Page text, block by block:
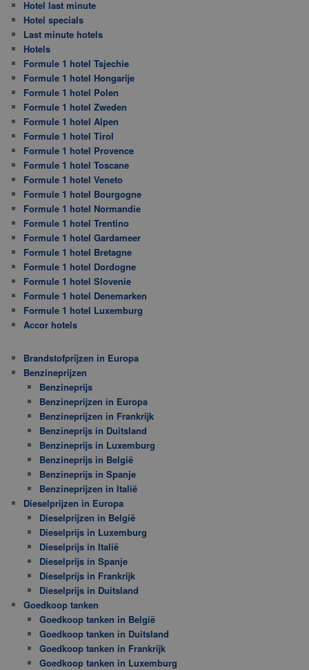
Hotel last minute
Hotel specials
Last minute hotels
Hotels
Formule 1 hotel Tsjechie
Formule 1 hotel Hongarije
Formule 1 hotel Polen
Formule 1 hotel Zweden
Formule 1 hotel Alpen
Formule 1 hotel Tirol
Formule 1 hotel Provence
Formule 1 hotel Toscane
Formule 1 hotel Veneto
Formule 1 hotel Bourgogne
Formule 1 hotel Normandie
Formule 1 hotel Trentino
Formule 1 hotel Gardameer
Formule 1 hotel Bretagne
Formule 1 hotel Dordogne
Formule 1 hotel Slovenie
Formule 1 hotel Denemarken
Formule 1 hotel Luxemburg
Accor hotels
Brandstofprijzen in Europa
Benzineprijzen
Benzineprijs
Benzineprijzen in Europa
Benzineprijzen in Frankrijk
Benzineprijs in Duitsland
Benzineprijs in Luxemburg
Benzineprijs in België
Benzineprijs in Spanje
Benzineprijzen in Italië
Dieselprijzen in Europa
Dieselprijzen in België
Dieselprijs in Luxemburg
Dieselprijs in Italië
Dieselprijs in Spanje
Dieselprijs in Frankrijk
Dieselprijs in Duitsland
Goedkoop tanken
Goedkoop tanken in België
Goedkoop tanken in Duitsland
Goedkoop tanken in Frankrijk
Goedkoop tanken in Luxemburg